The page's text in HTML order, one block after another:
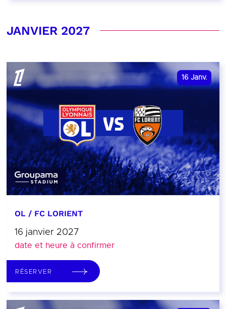
JANVIER 2027
16 Janv.
OL / FC LORIENT
16 janvier 2027
date et heure à confirmer
RÉSERVER